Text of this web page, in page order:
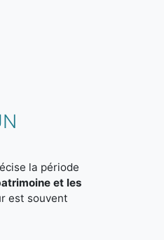
la période
et les
est souvent